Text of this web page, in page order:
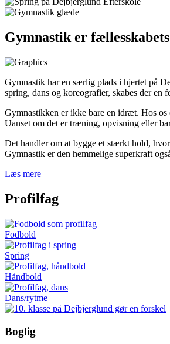
Gymnastik er
Gymnastik har en særlig plads i hjertet på
spring, dans og koreografier, skabes der en
Gymnastikken er ikke bare en idræt. Hos
Uanset om det er træning, opvisning eller
Det handler om at bygge et stærkt hold,
Gymnastik er den hemmelige superkraft
Læs mere
Profilfag
Fodbold
Spring
Håndbold
Dans/rytme
Boglig